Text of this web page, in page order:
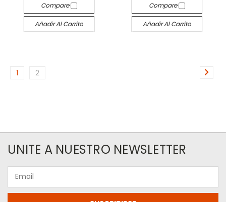
Compare
Añadir Al Carrito
Compare
Añadir Al Carrito
1 2
UNITE A NUESTRO NEWSLETTER